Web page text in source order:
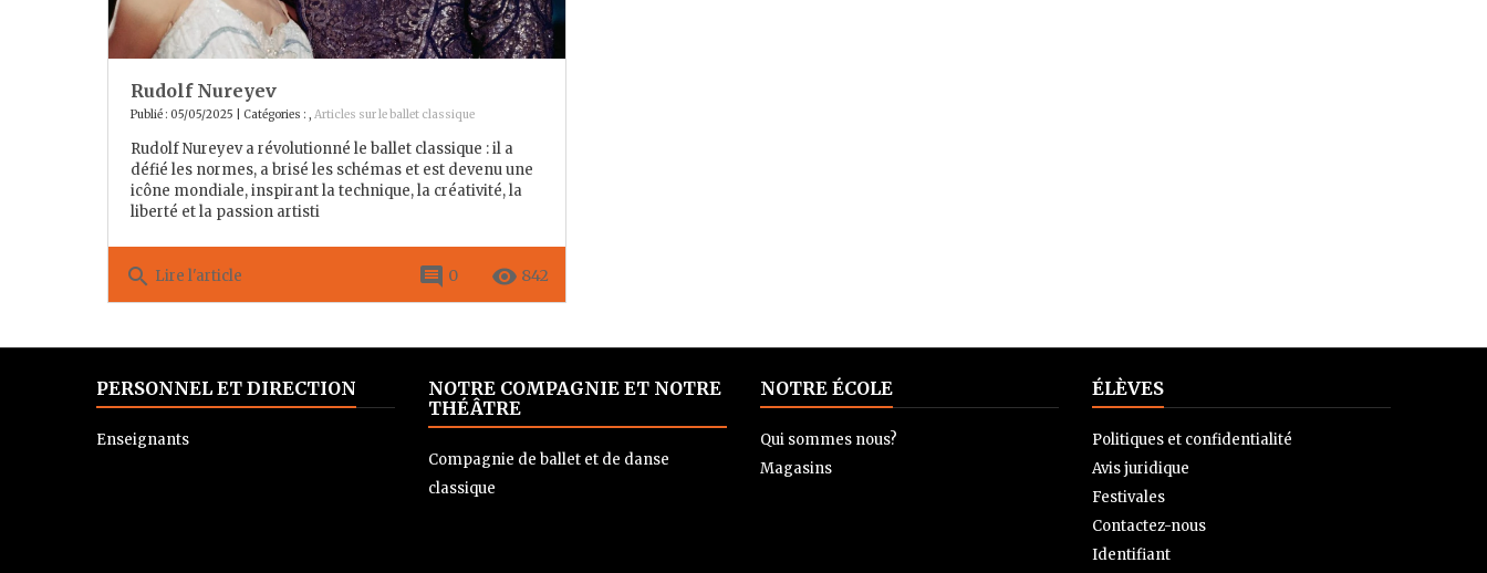
Rudolf Nureyev
Publié : 05/05/2025 | Catégories : , Articles sur le ballet classique
Rudolf Nureyev a révolutionné le ballet classique : il a
défié les normes, a brisé les schémas et est devenu une
icône mondiale, inspirant la technique, la créativité, la
liberté et la passion artisti
search Lire l'article remove_red_eye 842
comment 0
PERSONNEL ET DIRECTION
Enseignants
NOTRE COMPAGNIE ET NOTRE
THÉÂTRE
Compagnie de ballet et de danse
classique
NOTRE ÉCOLE
Qui sommes nous?
Magasins
ÉLÈVES
Politiques et confidentialité
Avis juridique
Festivales
Contactez-nous
Identifiant